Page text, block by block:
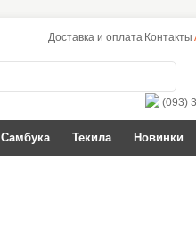
Доставка и оплата Контакты
(093)
Самбука Текила Новинки